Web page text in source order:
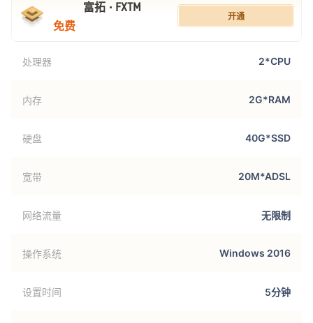
富拓 · FXTM
免费
开通
处理器 2*CPU
内存 2G*RAM
硬盘 40G*SSD
宽带 20M*ADSL
网络流量 无限制
操作系统 Windows 2016
设置时间 5分钟